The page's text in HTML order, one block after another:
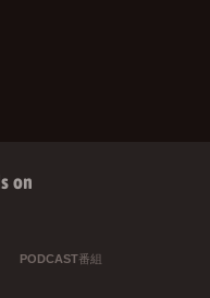
on
PODCAST番組